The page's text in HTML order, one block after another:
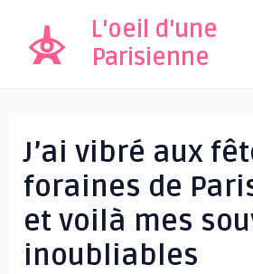
contenu
L'oeil d'une
Parisienne
J’ai vibré aux
foraines de
et voilà mes
inoubliables